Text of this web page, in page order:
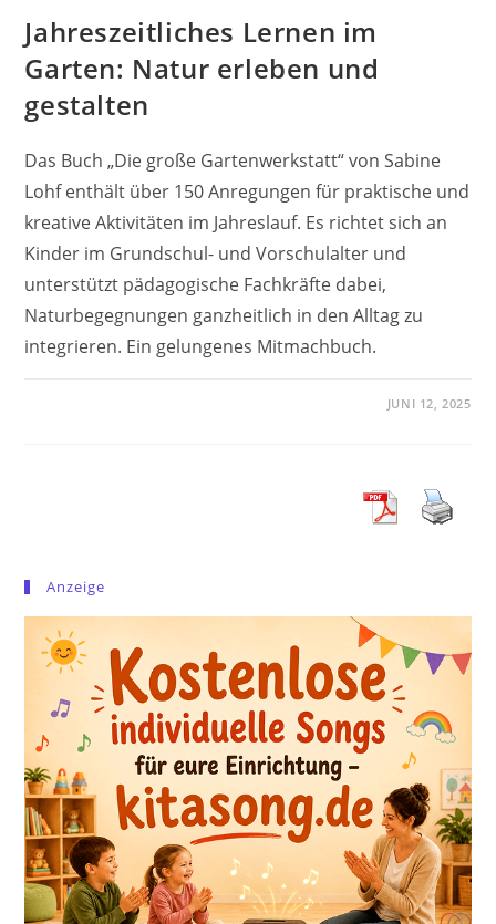
Jahreszeitliches Lernen im
Garten: Natur erleben und
gestalten
Das Buch „Die große Gartenwerkstatt“ von Sabine
Lohf enthält über 150 Anregungen für praktische und
kreative Aktivitäten im Jahreslauf. Es richtet sich an
Kinder im Grundschul- und Vorschulalter und
unterstützt pädagogische Fachkräfte dabei,
Naturbegegnungen ganzheitlich in den Alltag zu
integrieren. Ein gelungenes Mitmachbuch.
JUNI 12, 2025
Anzeige